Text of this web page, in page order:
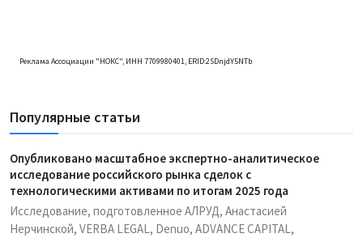
Реклама Ассоциации "НОКС", ИНН 7709980401, ERID:2SDnjdY5NTb
Популярные статьи
Опубликовано масштабное экспертно-аналитическое
исследование российского рынка сделок с
технологическими активами по итогам 2025 года
Исследование, подготовленное АЛРУД, Анастасией
Нерчинской, VERBA LEGAL, Denuo, ADVANCE CAPITAL,